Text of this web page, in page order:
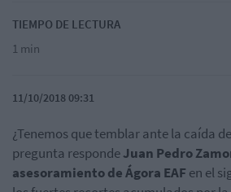
TIEMPO DE LECTURA
1 min
11/10/2018 09:31
¿Tenemos que temblar ante la caída
pregunta respondeJuan Pedro
asesoramiento de Ágora EAF en el